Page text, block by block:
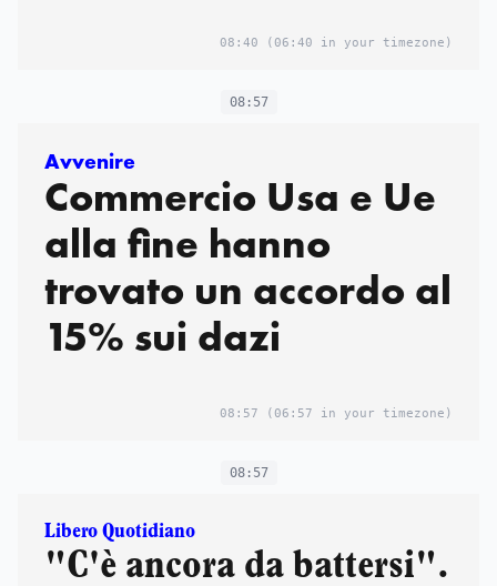
08:40 (06:40 in your timezone)
08:57
Avvenire
Commercio Usa e Ue
alla fine hanno
trovato un accordo al
15% sui dazi
08:57 (06:57 in your timezone)
08:57
Libero Quotidiano
"C'è ancora da battersi".